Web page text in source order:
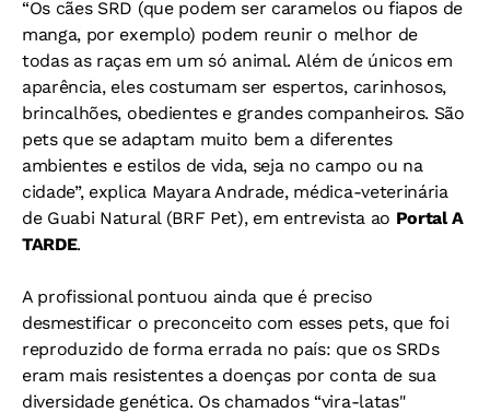
“Os cães SRD (que podem ser caramelos ou fiapos de
manga, por exemplo) podem reunir o melhor de
todas as raças em um só animal. Além de únicos em
aparência, eles costumam ser espertos, carinhosos,
brincalhões, obedientes e grandes companheiros. São
pets que se adaptam muito bem a diferentes
ambientes e estilos de vida, seja no campo ou na
cidade”, explica Mayara Andrade, médica-veterinária
de Guabi Natural (BRF Pet), em entrevista ao Portal A
TARDE.
A profissional pontuou ainda que é preciso
desmestificar o preconceito com esses pets, que foi
reproduzido de forma errada no país: que os SRDs
eram mais resistentes a doenças por conta de sua
diversidade genética. Os chamados “vira-latas"